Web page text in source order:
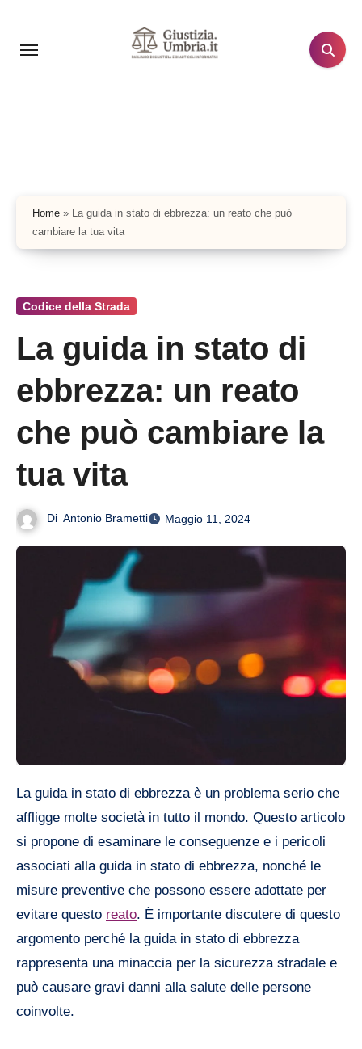
contenuto
Home » La guida in stato di ebbrezza: un reato che può
cambiare la tua vita
Codice della Strada
La guida in stato di
ebbrezza: un reato
che può cambiare la
tua vita
Di Antonio Brametti Maggio 11, 2024
La guida in stato di ebbrezza è un problema serio che
affligge molte società in tutto il mondo. Questo articolo
si propone di esaminare le conseguenze e i pericoli
associati alla guida in stato di ebbrezza, nonché le
misure preventive che possono essere adottate per
evitare questo reato. È importante discutere di questo
argomento perché la guida in stato di ebbrezza
rappresenta una minaccia per la sicurezza stradale e
può causare gravi danni alla salute delle persone
coinvolte.